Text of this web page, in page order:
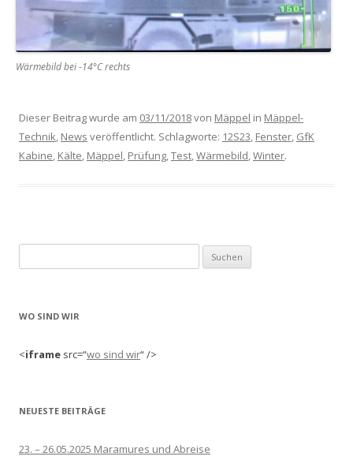
Wärmebild bei -14°C rechts
Dieser Beitrag wurde am 03/11/2018von Mäppel in Mäppel-
Technik, News veröffentlicht. Schlagworte: 12S23, Fenster, GfK
Kabine, Kälte, Mäppel, Prüfung,Test,Wärmebild,Winter.
nach:
WO SIND WIR
<iframe src=“wo sind wir“ />
NEUESTE BEITRÄGE
23. – 26.05.2025 Maramures und Abreise